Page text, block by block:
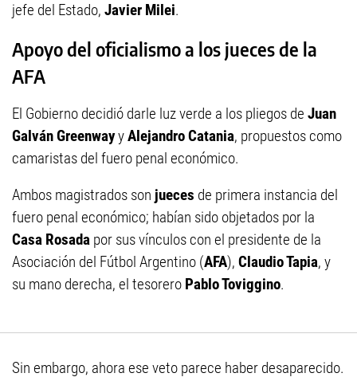
jefe del Estado, Javier Milei.
Apoyo del oficialismo a los jueces de la
AFA
El Gobierno decidió darle luz verde a los pliegos de Juan
Galván GreenwayyAlejandro Catania, propuestos como
camaristas del fuero penal económico.
Ambos magistrados son jueces de primera instancia del
fuero penal económico; habían sido objetados por la
Casa Rosada por sus vínculos con el presidente de la
Asociación del Fútbol Argentino (AFA), Claudio Tapia, y
su mano derecha, el tesorero Pablo Toviggino.
Sin embargo, ahora ese veto parece haber desaparecido.